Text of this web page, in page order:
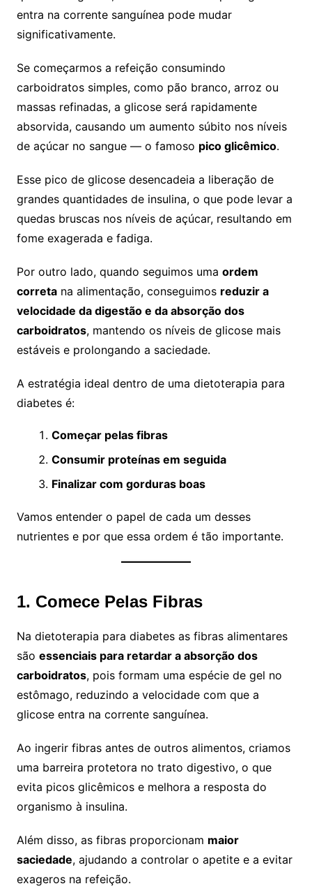
entra na corrente sanguínea pode mudar
significativamente.
Se começarmos a refeição consumindo
carboidratos simples, como pão branco, arroz ou
massas refinadas, a glicose será rapidamente
absorvida, causando um aumento súbito nos níveis
de açúcar no sangue — o famoso pico glicêmico.
Esse pico de glicose desencadeia a liberação de
grandes quantidades de insulina, o que pode levar a
quedas bruscas nos níveis de açúcar, resultando em
fome exagerada e fadiga.
Por outro lado, quando seguimos uma ordem
corretana alimentação, conseguimos reduzir a
velocidade da digestão e da absorção dos
carboidratos, mantendo os níveis de glicose mais
estáveis e prolongando a saciedade.
A estratégia ideal dentro de uma dietoterapia para
diabetes é:
Começar pelas fibras
Consumir proteínas em seguida
Finalizar com gorduras boas
Vamos entender o papel de cada um desses
nutrientes e por que essa ordem é tão importante.
1. Comece Pelas Fibras
Na dietoterapia para diabetes as fibras alimentares
são essenciais para retardar a absorção dos
carboidratos, pois formam uma espécie de gel no
estômago, reduzindo a velocidade com que a
glicose entra na corrente sanguínea.
Ao ingerir fibras antes de outros alimentos, criamos
uma barreira protetora no trato digestivo, o que
evita picos glicêmicos e melhora a resposta do
organismo à insulina.
Além disso, as fibras proporcionam maior
saciedade, ajudando a controlar o apetite e a evitar
exageros na refeição.